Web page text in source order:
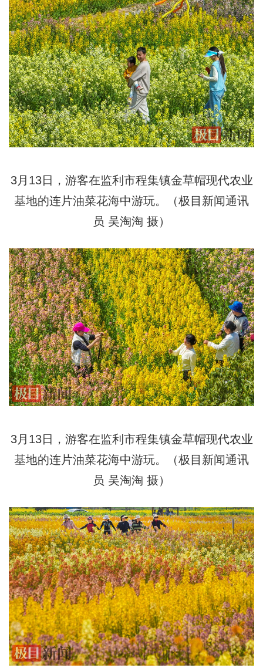
3月13日，游客在监利市程集镇金草帽现代农业
基地的连片油菜花海中游玩。（极目新闻通讯
员 吴淘淘 摄）
3月13日，游客在监利市程集镇金草帽现代农业
基地的连片油菜花海中游玩。（极目新闻通讯
员 吴淘淘 摄）